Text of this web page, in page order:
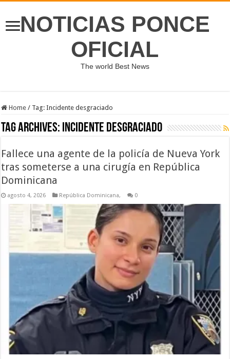
NOTICIAS PONCE
OFICIAL
The world Best News
Home / Tag:Incidente desgraciado
Tag Archives: Incidente desgraciado
Fallece una agente de la policía de Nueva York
tras someterse a una cirugía en República
Dominicana
agosto 4, 2026 República Dominicana, 0